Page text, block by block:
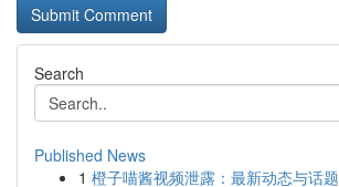
Search
Published News
1 橙子喵酱视频泄露：最新动态与话题